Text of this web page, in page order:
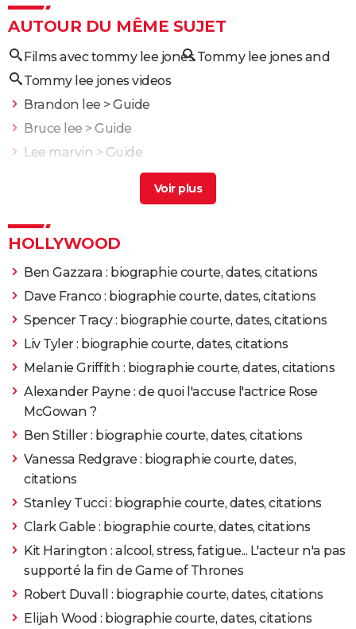
1994 Blown away
1993 Piège en haute mer
1992 Piège en haute mer
1987 La Gagne
1985 Sans issue
1980 Nashville Lady
AUTOUR DU MÊME SUJET
Films avec tommy lee jones Tommy lee jones and
Tommy lee jones videos
Brandon lee > Guide
Bruce lee > Guide
Lee marvin > Guide
> Guide
> Guide
HOLLYWOOD
Ben Gazzara : biographie courte, dates, citations
Dave Franco : biographie courte, dates, citations
Spencer Tracy : biographie courte, dates, citations
Liv Tyler : biographie courte, dates, citations
Melanie Griffith : biographie courte, dates, citations
Alexander Payne : de quoi l'accuse l'actrice Rose
McGowan ?
Ben Stiller : biographie courte, dates, citations
Vanessa Redgrave : biographie courte, dates,
citations
Stanley Tucci : biographie courte, dates, citations
Clark Gable : biographie courte, dates, citations
Kit Harington : alcool, stress, fatigue... L'acteur n'a pas
supporté la fin de Game of Thrones
Robert Duvall : biographie courte, dates, citations
Elijah Wood : biographie courte, dates, citations